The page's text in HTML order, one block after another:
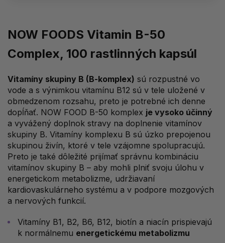
NOW FOODS Vitamin B-50
Complex, 100 rastlinných kapsúl
Vitamíny skupiny B (B-komplex) sú rozpustné vo
vode a s výnimkou vitamínu B12 sú v tele uložené v
obmedzenom rozsahu, preto je potrebné ich denne
dopĺňať. NOW FOOD B-50 komplex je vysoko účinný
a vyvážený doplnok stravy na doplnenie vitamínov
skupiny B. Vitamíny komplexu B sú úzko prepojenou
skupinou živín, ktoré v tele vzájomne spolupracujú.
Preto je také dôležité prijímať správnu kombináciu
vitamínov skupiny B – aby mohli plniť svoju úlohu v
energetickom metabolizme, udržiavaní
kardiovaskulárneho systému a v podpore mozgových
a nervových funkcií.
Vitamíny B1, B2, B6, B12, biotín a niacín prispievajú
k normálnemu energetickému metabolizmu